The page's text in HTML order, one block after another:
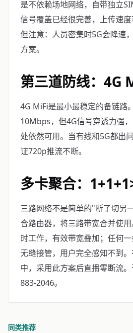
是不依赖场地网络，自带独立
信号覆盖已经很完善，上传速
但注意：人员密集时5G会降速
方案。
第三道防线：4G
4G MiFi是最小最稳定的备链路
10Mbps，但4G信号穿透力强
处依然可用。当有线和5G都出
证720p推流不断。
多卡聚合：
三路网络不是简单的"断了切另
合路由器，将三路带宽合并使
时工作，有效带宽叠加；任何
无缝接管，用户完全感知不到
中，采用此方案后直播零断流
883-2046。
同类推荐